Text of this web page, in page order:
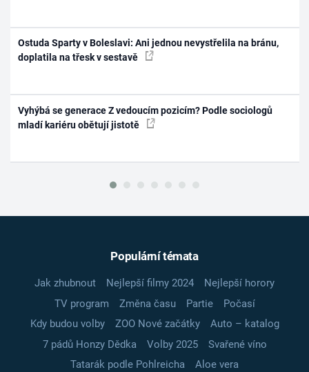
Ostuda Sparty v Boleslavi: Ani jednou nevystřelila na bránu,
doplatila na třesk v sestavě
Vyhýbá se generace Z vedoucím pozicím? Podle sociologů
mladí kariéru obětují jistotě
Populární témata
Jak zhubnout Nejlepší filmy 2024
Nejlepší horory
TV program
Změna času Partie
Počasí
Kdy budou volby
ZOO Nové začátky
Auto – katalog
7 pádů Honzy Dědka
Volby 2025
Svařené víno
Tatarák podle Pohlreicha
Aloe vera